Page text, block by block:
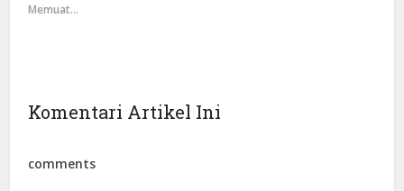
Memuat...
Komentari Artikel Ini
comments